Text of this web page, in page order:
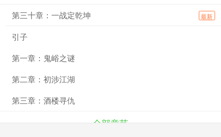
第三十章：一战定乾坤 最新
引子
第一章：鬼峪之谜
第二章：初涉江湖
第三章：酒楼寻仇
全部章节